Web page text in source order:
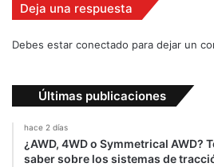
e
l
t
o
S
Deja una respuesta
Debes estar conectado para dejar un
Últimas publicaciones
hace 2 días
¿AWD, 4WD o Symmetrical AWD?
saber sobre los sistemas de